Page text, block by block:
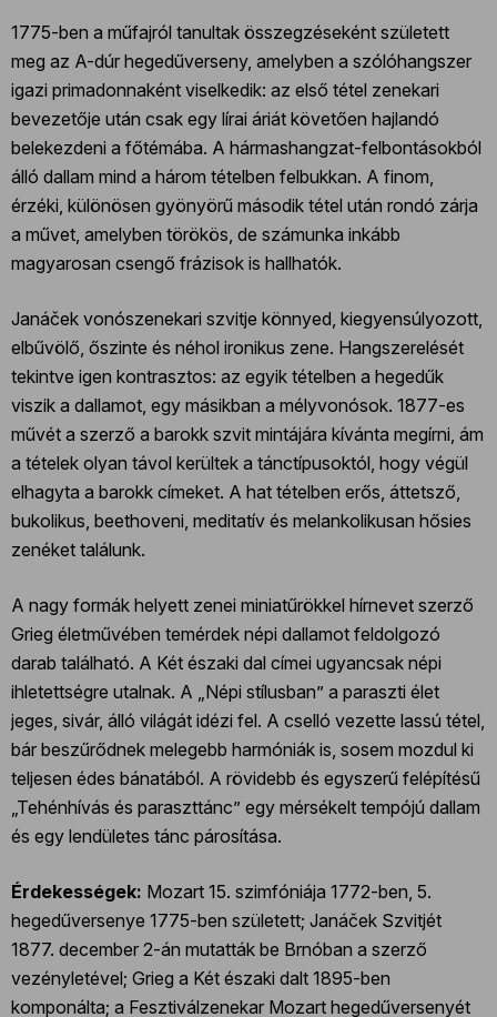
1775-ben a műfajról tanultak összegzéseként született
meg az A-dúr hegedűverseny, amelyben a szólóhangszer
igazi primadonnaként viselkedik: az első tétel zenekari
bevezetője után csak egy lírai áriát követően hajlandó
belekezdeni a főtémába. A hármashangzat-felbontásokból
álló dallam mind a három tételben felbukkan. A finom,
érzéki, különösen gyönyörű második tétel után rondó zárja
a művet, amelyben törökös, de számunka inkább
magyarosan csengő frázisok is hallhatók.
Janáček vonószenekari szvitje könnyed, kiegyensúlyozott,
elbűvölő, őszinte és néhol ironikus zene. Hangszerelését
tekintve igen kontrasztos: az egyik tételben a hegedűk
viszik a dallamot, egy másikban a mélyvonósok. 1877-es
művét a szerző a barokk szvit mintájára kívánta megírni, ám
a tételek olyan távol kerültek a tánctípusoktól, hogy végül
elhagyta a barokk címeket. A hat tételben erős, áttetsző,
bukolikus, beethoveni, meditatív és melankolikusan hősies
zenéket találunk.
A nagy formák helyett zenei miniatűrökkel hírnevet szerző
Grieg életművében temérdek népi dallamot feldolgozó
darab található. A Két északi dal címei ugyancsak népi
ihletettségre utalnak. A „Népi stílusban” a paraszti élet
jeges, sivár, álló világát idézi fel. A cselló vezette lassú tétel,
bár beszűrődnek melegebb harmóniák is, sosem mozdul ki
teljesen édes bánatából. A rövidebb és egyszerű felépítésű
„Tehénhívás és paraszttánc” egy mérsékelt tempójú dallam
és egy lendületes tánc párosítása.
Érdekességek: Mozart 15. szimfóniája 1772-ben, 5.
hegedűversenye 1775-ben született; Janáček Szvitjét
1877. december 2-án mutatták be Brnóban a szerző
vezényletével; Grieg a Két északi dalt 1895-ben
komponálta; a Fesztiválzenekar Mozart hegedűversenyét